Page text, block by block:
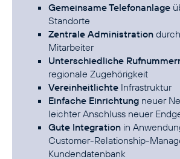
Gemeinsame Telefonanlage
Standorte
Zentrale Administration
Mitarbeiter
Unterschiedliche
regionale Zugehörigkeit
Vereinheitlichte Infrastruktur
Einfache Einrichtung neuer
leichter Anschluss neuer
Gute Integration in
Customer-Relationship-
Kundendatenbank